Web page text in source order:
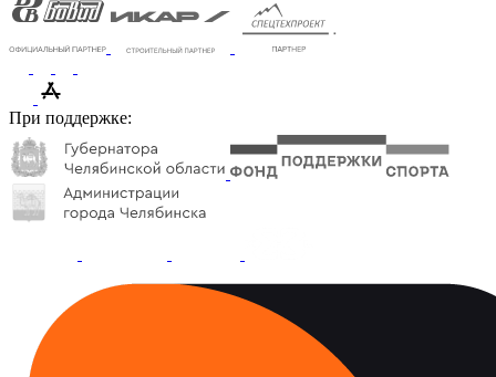
При поддержке: